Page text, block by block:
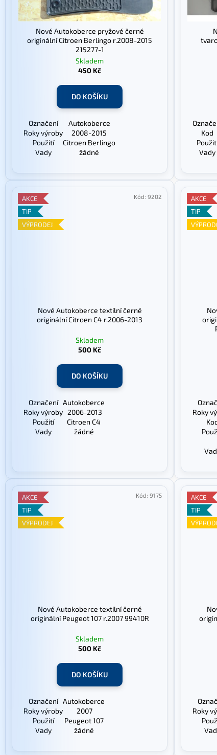
Nové Autokoberce pryžové černé
originální Citroen Berlingo r.2008-2015
215277-1
Skladem
450 Kč
DO KOŠÍKU
Označení
Autokoberce
Roky výroby
2008-2015
Použití
Citroen Berlingo
Vady
žádné
Kod
Vady
AKCE
TIP
VÝPRODEJ
Nové Autokoberce textilní černé
originální Citroen C4 r.2006-2013
Skladem
500 Kč
DO KOŠÍKU
Označení Autokoberce
Roky výroby 2006-2013
Použití
Citroen C4
Vady
žádné
Kód: 9202
AKCE
TIP
Roky
AKCE
TIP
VÝPRODEJ
Nové Autokoberce textilní černé
originální Peugeot 107 r.2007 99410R
Skladem
500 Kč
DO KOŠÍKU
Označení Autokoberce
Roky výroby
2007
Použití
Peugeot 107
Vady
žádné
Kód: 9175
AKCE
TIP
Roky